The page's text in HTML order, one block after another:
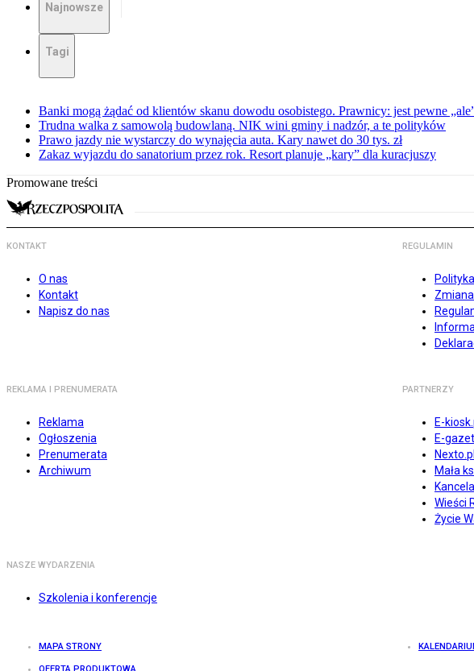
Najnowsze
Tagi
Banki mogą żądać od klientów skanu dowodu osobistego. Prawnicy: jest pewne
Trudna walka z samowolą budowlaną. NIK wini gminy i nadzór, a te polityków
Prawo jazdy nie wystarczy do wynajęcia auta. Kary nawet do 30 tys. zł
Zakaz wyjazdu do sanatorium przez rok. Resort planuje „kary” dla kuracjuszy
Promowane treści
KONTAKT
O nas
Kontakt
Napisz do nas
REGULAMIN
REKLAMA I PRENUMERATA
Reklama
Ogłoszenia
Prenumerata
Archiwum
PARTNERZY
E-
E-
Nexto.pl
Mała
Wieści
Życie
NASZE WYDARZENIA
Szkolenia i konferencje
MAPA STRONY